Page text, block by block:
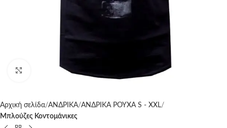
Click to enlarge
Αρχική σελίδα ΑΝΔΡΙΚΑ ΑΝΔΡΙΚΑ ΡΟΥΧΑ S - XXL
Μπλούζες Κοντομάνικες